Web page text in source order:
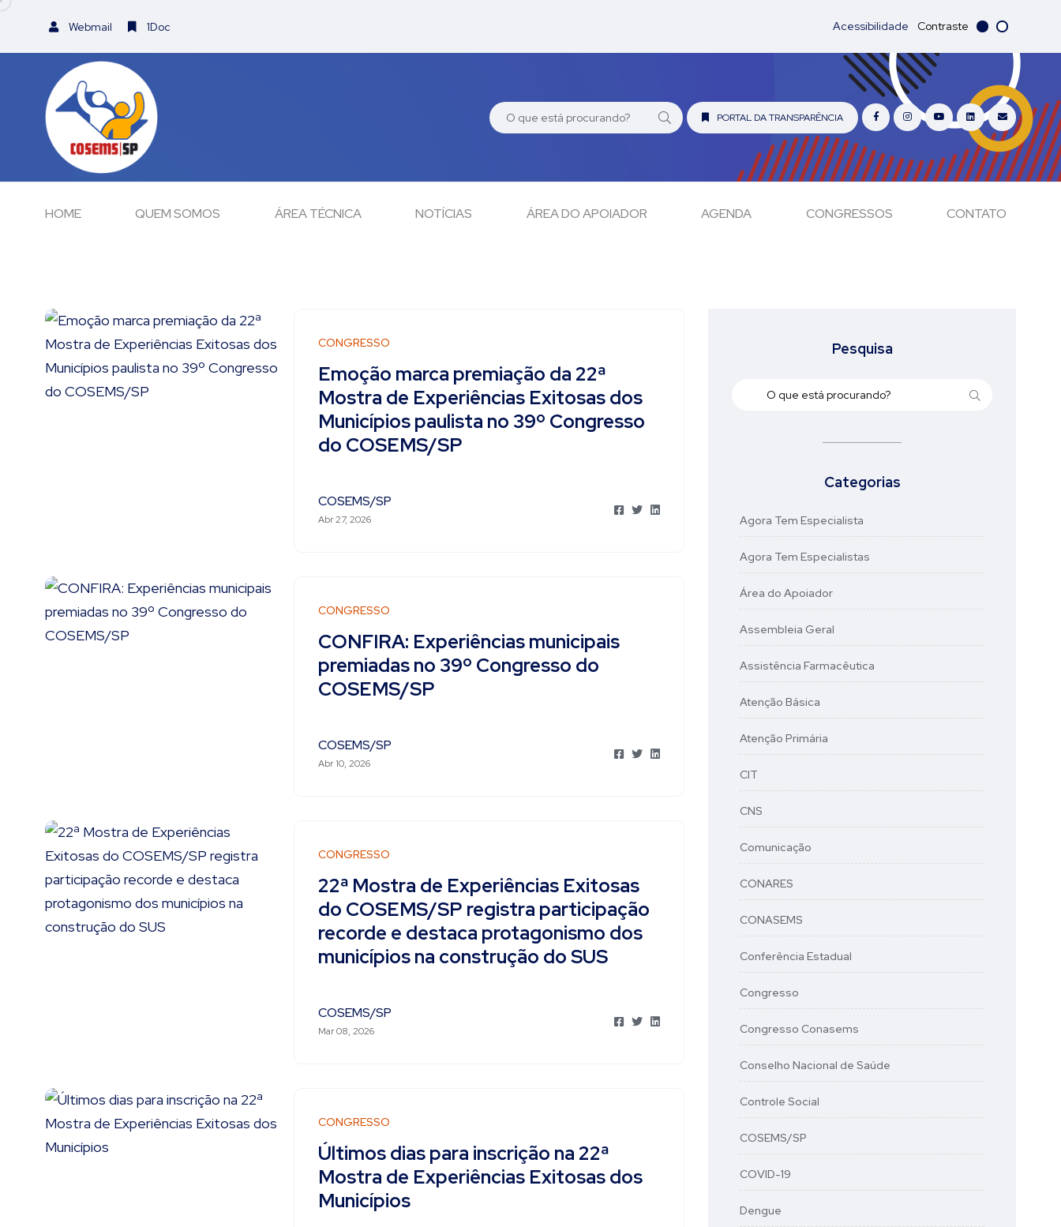
Webmail 1Doc Acessibilidade Contraste
PORTAL DA TRANSPARÊNCIA
HOME QUEM SOMOS ÁREA TÉCNICA NOTÍCIAS ÁREA DO APOIADOR AGENDA CONGRESSOS CONTATO
CONGRESSO
Emoção marca premiação da 22ª
Mostra de Experiências Exitosas dos
Municípios paulista no 39º Congresso
do COSEMS/SP
COSEMS/SP
Abr 27, 2026
CONGRESSO
CONFIRA: Experiências municipais
premiadas no 39º Congresso do
COSEMS/SP
COSEMS/SP
Abr 10, 2026
CONGRESSO
22ª Mostra de Experiências Exitosas
do COSEMS/SP registra participação
recorde e destaca protagonismo dos
municípios na construção do SUS
COSEMS/SP
Mar 08, 2026
CONGRESSO
Últimos dias para inscrição na 22ª
Mostra de Experiências Exitosas dos
Municípios
Pesquisa
Categorias
Agora Tem Especialista
Agora Tem Especialistas
Área do Apoiador
Assembleia Geral
Assistência Farmacêutica
Atenção Básica
Atenção Primária
CIT
CNS
Comunicação
CONARES
CONASEMS
Conferência Estadual
Congresso
Congresso Conasems
Conselho Nacional de Saúde
Controle Social
COSEMS/SP
COVID-19
Dengue